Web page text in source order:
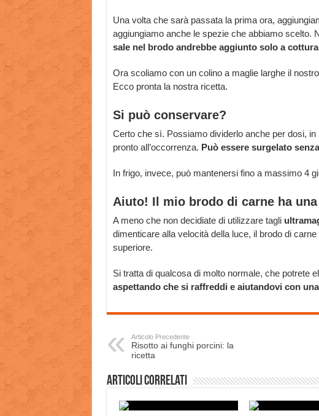
Una volta che sarà passata la prima ora,
aggiungiamo anche le spezie che abbiamo scelto.
sale nel brodo andrebbe aggiunto solo a
Ora scoliamo con un colino a maglie larghe il
Ecco pronta la nostra ricetta.
Si può conservare?
Certo che sì. Possiamo dividerlo anche per dosi,
pronto all’occorrenza. Può essere surgelato
In frigo, invece, può mantenersi fino a massimo 4
Aiuto! Il mio brodo di carne ha
A meno che non decidiate di utilizzare tagli
dimenticare alla velocità della luce, il brodo di
superiore.
Si tratta di qualcosa di molto normale, che potrete
aspettando che si raffreddi e aiutandovi con
Articolo Precedente
Risotto ai funghi porcini: la
ricetta
Articoli correlati